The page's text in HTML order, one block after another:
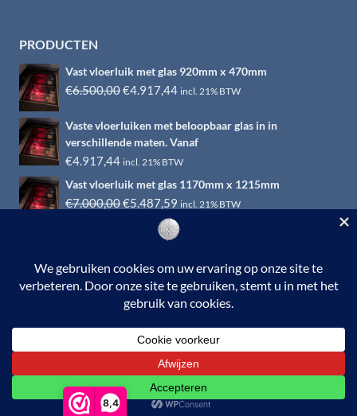
8,4
PRODUCTEN
Vast vloerluik met glas 920mm x 470mm
€6.500,00Oorspronkelijke
was:
€6.500,00.
€4.917,44Huidige
is:
€4.917,44.
incl. 21% BTW
Vaste vloerluiken met beloopbaar glas in in
verschillende maten. Vanaf
€4.917,44 incl. 21% BTW
Vast vloerluik met glas 1170mm x 1215mm
€7.000,00Oorspronkelijke
€5.487,59 Huidige
prijs
is:
incl. 21% BTW
© 2026 RVS-woonwinkel.nl is een onderdeel van HTI-RVS |
BTW nr. NL002145483B31 | KvKnr. 09088773 | NL95
RABO 010.12.95.251 | Web ontwerp:EYE-
GRAPHICSOtterlo.